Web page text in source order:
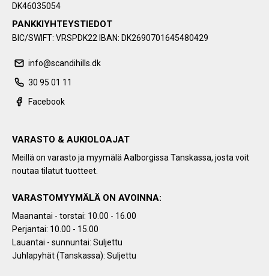
DK46035054
PANKKIYHTEYSTIEDOT
BIC/SWIFT: VRSPDK22 IBAN: DK2690701645480429
info@scandihills.dk
30 95 01 11
Facebook
VARASTO & AUKIOLOAJAT
Meillä on varasto ja myymälä Aalborgissa Tanskassa, josta voit
noutaa tilatut tuotteet.
VARASTOMYYMÄLÄ ON AVOINNA:
Maanantai - torstai: 10.00 - 16.00
Perjantai: 10.00 - 15.00
Lauantai - sunnuntai: Suljettu
Juhlapyhät (Tanskassa): Suljettu